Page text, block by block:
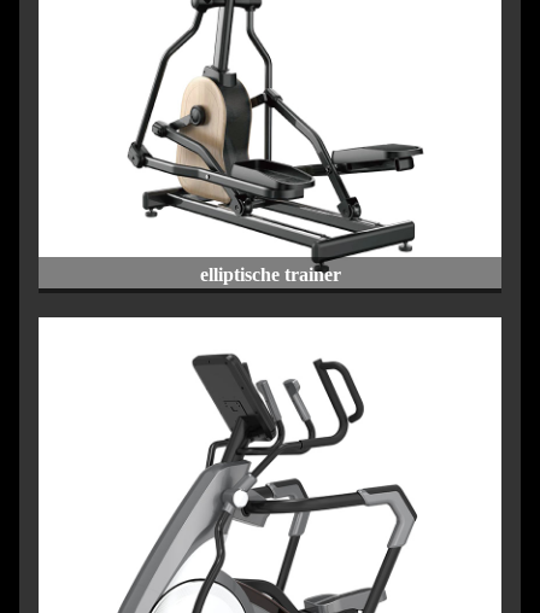
elliptische trainer